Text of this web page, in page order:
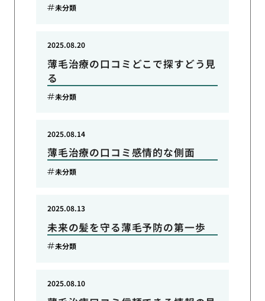
未分類
薄毛治療の口コミどこで探すどう見
る
2025.08.20
未分類
薄毛治療の口コミ感情的な側面
2025.08.14
未分類
未来の髪を守る薄毛予防の第一歩
2025.08.13
未分類
2025.08.10